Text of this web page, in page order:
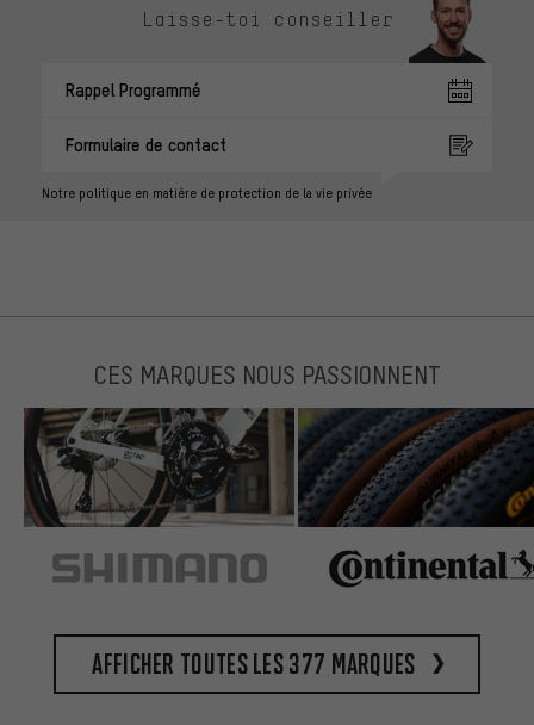
Laisse-toi conseiller
Rappel Programmé
Formulaire de contact
Notre politique en matière de protection de la vie privée
CES MARQUES NOUS PASSIONNENT
Afficher toutes les 377 marques